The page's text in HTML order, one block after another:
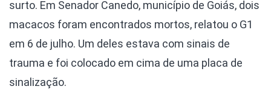
surto. Em Senador Canedo, município de Goiás, dois
macacos foram encontrados mortos, relatou o G1
em 6 de julho. Um deles estava com sinais de
trauma e foi colocado em cima de uma placa de
sinalização.